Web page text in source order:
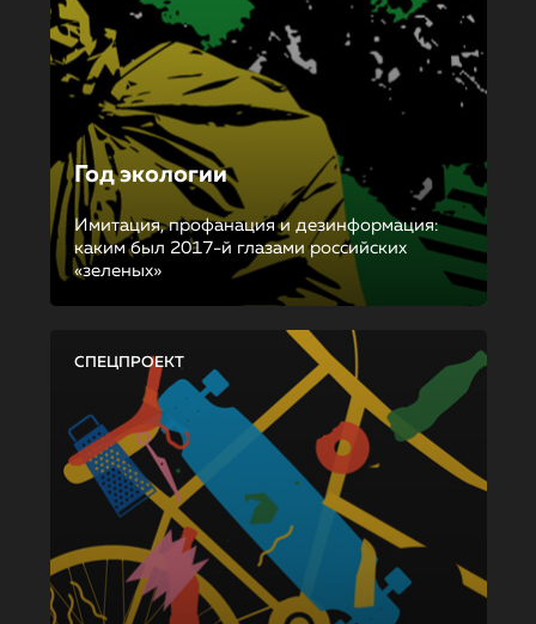
Год экологии
Имитация, профанация и дезинформация:
каким был 2017-й глазами российских
«зеленых»
СПЕЦПРОЕКТ